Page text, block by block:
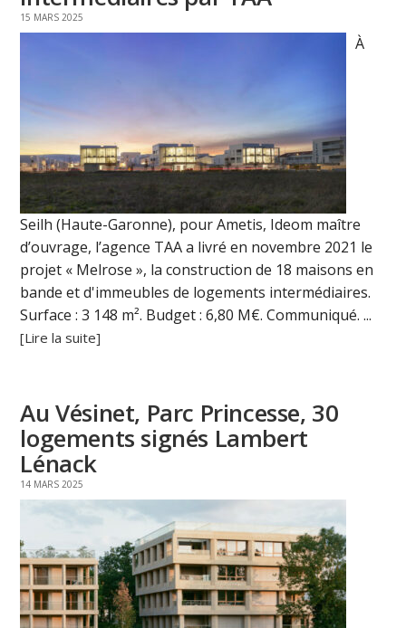
15 MARS 2025
À
Seilh (Haute-Garonne), pour Ametis, Ideom maître
d’ouvrage, l’agence TAA a livré en novembre 2021 le
projet « Melrose », la construction de 18 maisons en
bande et d'immeubles de logements intermédiaires.
Surface : 3 148 m². Budget : 6,80 M€. Communiqué. ...
[Lire la suite]
Au Vésinet, Parc Princesse, 30
logements signés Lambert
Lénack
14 MARS 2025